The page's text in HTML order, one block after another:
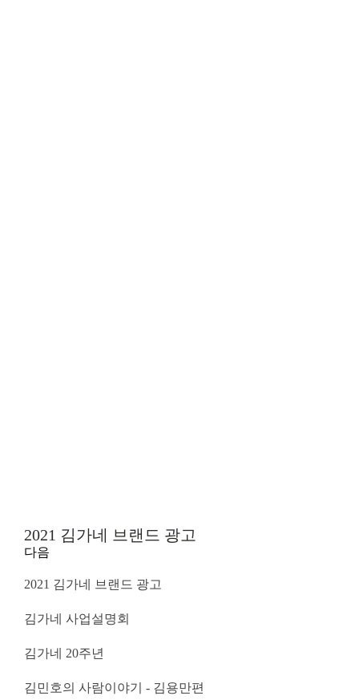
2021 김가네 브랜드 광고
다음
2021 김가네 브랜드 광고
김가네 사업설명회
김가네 20주년
김민호의 사람이야기 - 김용만편